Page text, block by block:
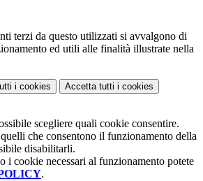
terzi da questo utilizzati si avvalgono di
ed utili alle finalità illustrate nella
i cookies Accetta tutti i cookies
scegliere quali cookie consentire.
che consentono il funzionamento della
disabilitarli.
i cookie necessari al funzionamento potete
.